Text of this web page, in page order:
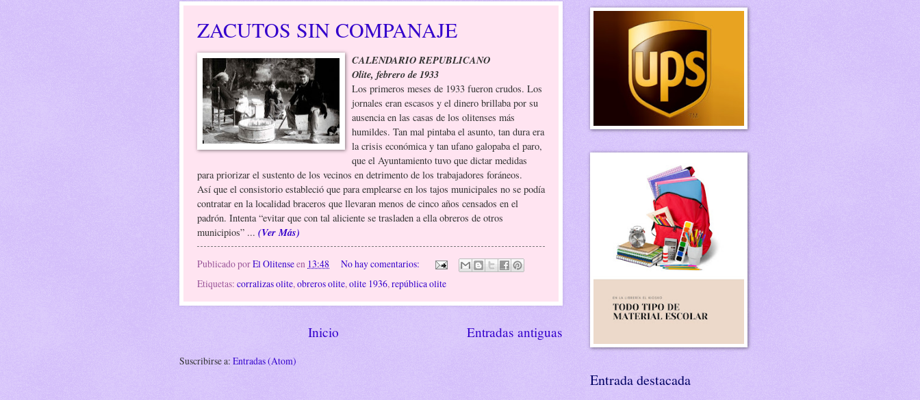
ZACUTOS SIN COMPANAJE
CALENDARIO REPUBLICANO
Olite, febrero de 1933
Los primeros meses de 1933 fueron crudos. Los
jornales eran escasos y el dinero brillaba por su
ausencia en las casas de los olitenses más
humildes. Tan mal pintaba el asunto, tan dura era
la crisis económica y tan ufano galopaba el paro,
que el Ayuntamiento tuvo que dictar medidas
para priorizar el sustento de los vecinos en detrimento de los trabajadores foráneos.
Así que el consistorio estableció que para emplearse en los tajos municipales no se podía
contratar en la localidad braceros que llevaran menos de cinco años censados en el
padrón. Intenta “evitar que con tal aliciente se trasladen a ella obreros de otros
municipios” ... (Ver Más)
Publicado porEl Olitenseen 13:48
No hay comentarios:
Etiquetas: corralizas olite,obreros olite,olite 1936,república olite
Entradas antiguas
Inicio
Suscribirse a: Entradas (Atom)
Entrada destacada